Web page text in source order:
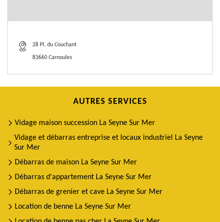
28 Pl. du Couchant
83660 Carnoules
AUTRES SERVICES
Vidage maison succession La Seyne Sur Mer
Vidage et débarras entreprise et locaux industriel La Seyne
Sur Mer
Débarras de maison La Seyne Sur Mer
Débarras d'appartement La Seyne Sur Mer
Débarras de grenier et cave La Seyne Sur Mer
Location de benne La Seyne Sur Mer